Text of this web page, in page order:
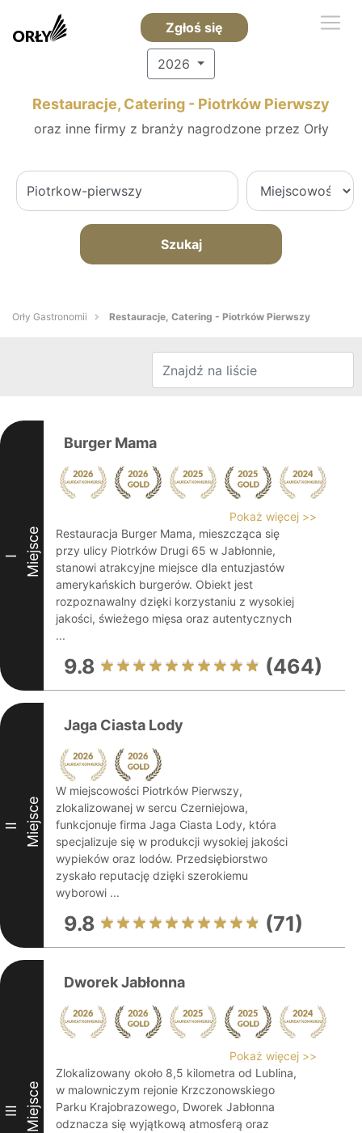
Zgłoś się
2026
Restauracje, Catering - Piotrków Pierwszy
oraz inne firmy z branży nagrodzone przez Orły
Szukaj
Orły Gastronomii Restauracje, Catering - Piotrków Pierwszy
I Miejsce
Burger Mama
Pokaż więcej >>
Restauracja Burger Mama, mieszcząca się
przy ulicy Piotrków Drugi 65 w Jabłonnie,
stanowi atrakcyjne miejsce dla entuzjastów
amerykańskich burgerów. Obiekt jest
rozpoznawalny dzięki korzystaniu z wysokiej
jakości, świeżego mięsa oraz autentycznych
...
9.8 (464)
II Miejsce
Jaga Ciasta Lody
W miejscowości Piotrków Pierwszy,
zlokalizowanej w sercu Czerniejowa,
funkcjonuje firma Jaga Ciasta Lody, która
specjalizuje się w produkcji wysokiej jakości
wypieków oraz lodów. Przedsiębiorstwo
zyskało reputację dzięki szerokiemu
wyborowi ...
9.8 (71)
III Miejsce
Dworek Jabłonna
Pokaż więcej >>
Zlokalizowany około 8,5 kilometra od Lublina,
w malowniczym rejonie Krzczonowskiego
Parku Krajobrazowego, Dworek Jabłonna
odznacza się wyjątkową atmosferą oraz